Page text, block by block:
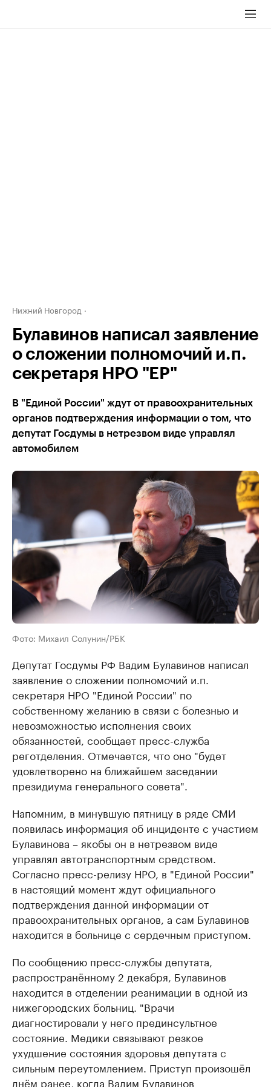
Нижний Новгород
Булавинов написал заявление
о сложении полномочий и.п.
секретаря НРО "ЕР"
В "Единой России" ждут от правоохранительных
органов подтверждения информации о том, что
депутат Госдумы в нетрезвом виде управлял
автомобилем
Фото: Михаил Солунин/РБК
Депутат Госдумы РФ Вадим Булавинов написал
заявление о сложении полномочий и.п.
секретаря НРО "Единой России" по
собственному желанию в связи с болезнью и
невозможностью исполнения своих
обязанностей, сообщает пресс-служба
реготделения. Отмечается, что ​оно "будет
удовлетворено на ближайшем заседании
президиума генерального совета".
Напомним, в минувшую пятницу в ряде СМИ
появилась информация об инциденте с участием
Булавинова – якобы он в нетрезвом виде
управлял автотранспортным средством.
Согласно пресс-релизу НРО, в "Единой России"
в настоящий момент ждут официального
подтверждения данной информации от
правоохранительных органов, а сам Булавинов
находится в больнице с сердечным приступом.
По сообщению пресс-службы депутата,
распространённому 2 декабря, Булавинов
находится в отделении реанимации в одной из
нижегородских больниц. "Врачи
диагностировали у него прединсультное
состояние. Медики связывают резкое
ухудшение состояния здоровья депутата с
сильным переутомлением. Приступ произошёл
днём ранее, когда Вадим Булавинов